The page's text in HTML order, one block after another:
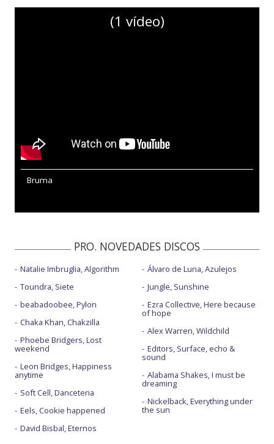
(1 vídeo)
Bruma
PRO. NOVEDADES DISCOS
Natalie Imbruglia, Algorithm
Toundra, Siete
beabadoobee, Pylon
Chaka Khan, Chakzilla
Phoebe Bridgers, Lost
weekend
Leon Bridges, Happiness
anytime
Soft Cell, Danceteria
Eels, Cookie happened
David Bisbal, Eternos
Álvaro de Luna, Azulejos
Jungle, Sunshine
Ezra Collective, Here because
of hope
Alex Warren, Wildchild
Editors, Surface, echo &
sound
Alabama Shakes, I must be
dreaming
Nickelback, Everything under
the sun